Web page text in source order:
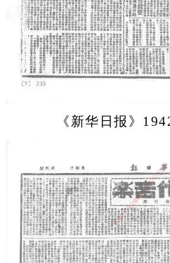
《新华日报》